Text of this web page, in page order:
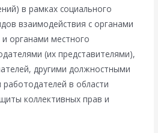
в рамках социального
взаимодействия с органами
и органами местного
(их представителями),
другими должностными
в области
коллективных прав и